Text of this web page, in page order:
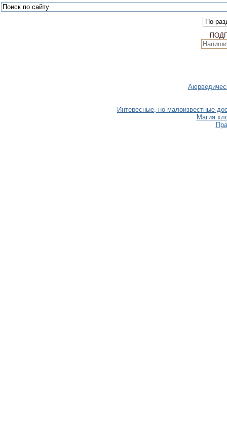
Интересные, но малоизвестные
Магия